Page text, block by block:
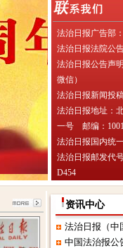
法治日报广告部
法治日报法院公
法治日报公告声
微信）
法治日报新闻投
法治日报地址：
一号 邮编：
法治日报国内统
法治日报邮发代
D454
资讯中心
法治日报（中
中国法治报公